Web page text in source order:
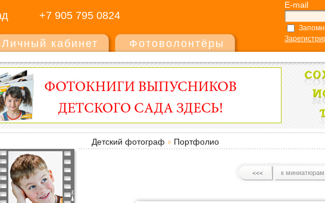
+7 905 795 0824
E-mail
Личный кабинет Фотоволонтёры
Детский фотограф
Портфолио
к миниатюрам